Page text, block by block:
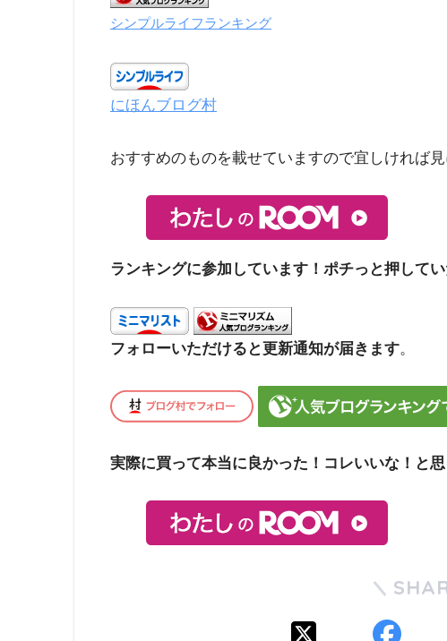
シンプルライフランキング
にほんブログ村
おすすめのものを載せていますので宜しければ
ランキングに参加しています！ポチっと押してい
フォローいただけると更新通知が届きます。
実際に買って本当に良かった！コレいいな！と